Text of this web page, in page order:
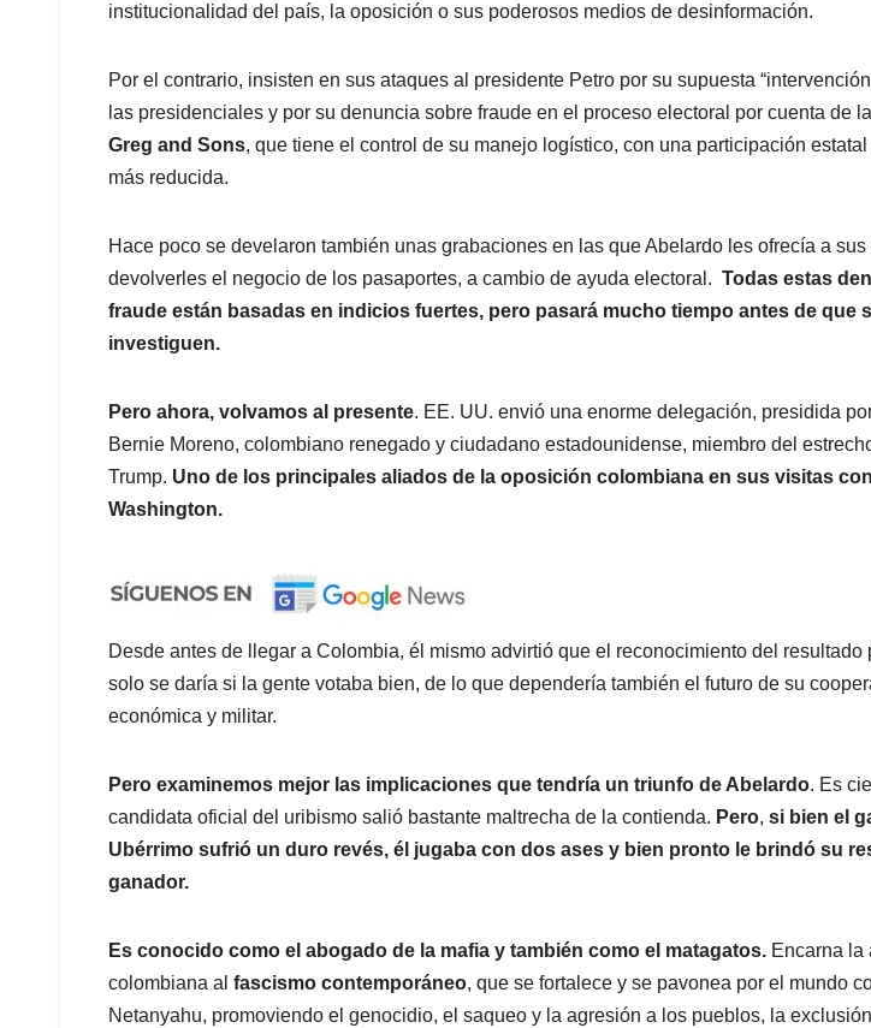
institucionalidad del país, la oposición o sus poderosos medios de desinformación.
Por el contrario, insisten en sus ataques al presidente Petro por su supuesta
las presidenciales y por su denuncia sobre fraude en el proceso electoral por cuenta de
Greg and Sons, que tiene el control de su manejo logístico, con una participación
más reducida.
Hace poco se develaron también unas grabaciones en las que Abelardo les ofrecía a
devolverles el negocio de los pasaportes, a cambio de ayuda electoral. Todas estas
fraude están basadas en indicios fuertes, pero pasará mucho tiempo antes de que
investiguen.
Pero ahora, volvamos al presente. EE. UU. envió una enorme delegación, presidida
Bernie Moreno, colombiano renegado y ciudadano estadounidense, miembro del
Trump. Uno de los principales aliados de la oposición colombiana en sus visitas
Washington.
Desde antes de llegar a Colombia, él mismo advirtió que el reconocimiento del resultado
solo se daría si la gente votaba bien, de lo que dependería también el futuro de su
económica y militar.
Pero examinemos mejor las implicaciones que tendría un triunfo de Abelardo. Es
candidata oficial del uribismo salió bastante maltrecha de la contienda. Pero, si bien el
Ubérrimo sufrió un duro revés, él jugaba con dos ases y bien pronto le brindó su
ganador.
Es conocido como el abogado de la mafia y también como el matagatos. Encarna la
colombiana al fascismo contemporáneo, que se fortalece y se pavonea por el mundo
Netanyahu, promoviendo el genocidio, el saqueo y la agresión a los pueblos, la